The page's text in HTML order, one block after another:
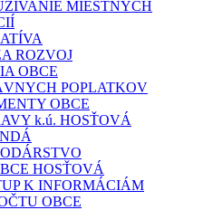
MIESTNYCH
ROZVOJ
OBCE
POPLATKOV
OBCE
k.ú. HOSŤOVÁ
HOSŤOVÁ
K INFORMÁCIÁM
OBCE